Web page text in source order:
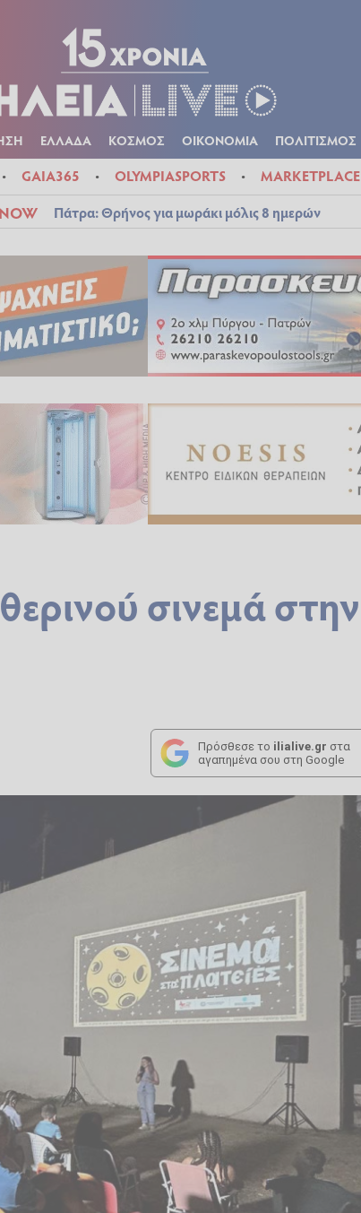
ΕΛΛΑΔΑ ΚΟΣΜΟΣ ΟΙΚΟΝΟΜΙΑ ΠΟΛΙΤΙΣΜΟΣ
GAIA365 OLYMPIASPORTS MARKETPLACE
Πάτρα: Θρήνος για μωράκι μόλις 8 ημερών
σινεμά στην
Πρόσθεσε το ilialive.gr στα
αγαπημένα σου στη Google